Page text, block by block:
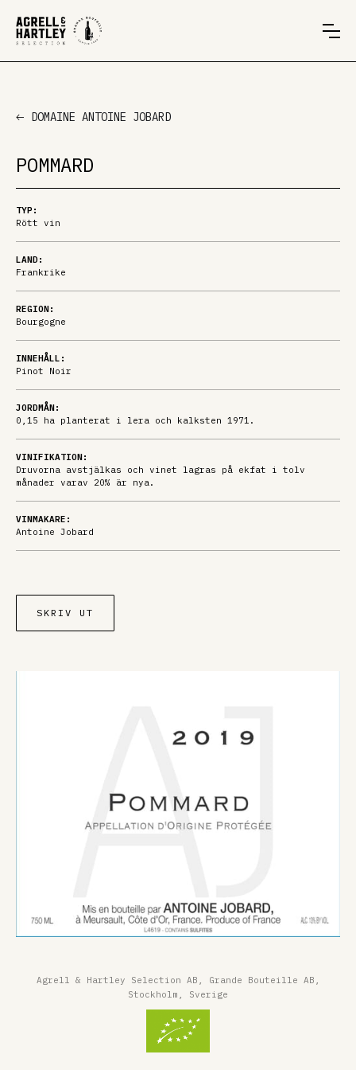
DOMAINE ANTOINE JOBARD
POMMARD
TYP:
Rött vin
LAND:
Frankrike
REGION:
Bourgogne
INNEHÅLL:
Pinot Noir
JORDMÅN:
0,15 ha planterat i lera och kalksten 1971.
VINIFIKATION:
Druvorna avstjälkas och vinet lagras på ekfat i tolv
månader varav 20% är nya.
VINMAKARE:
Antoine Jobard
SKRIV UT
Agrell & Hartley Selection AB, Grande Bouteille AB,
Stockholm, Sverige